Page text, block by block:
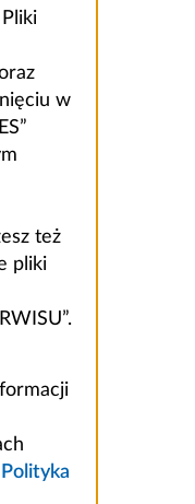
w
też
pliki
Polityka